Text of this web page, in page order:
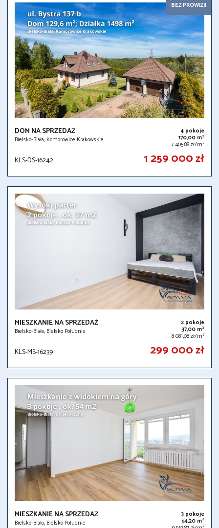
BEZ PROWIZJI
DOM NA SPRZEDAŻ
Bielsko-Biała, Komorowice Krakowskie
4 pokoje
170,00 m2
7 405,88 zł/m2
KLS-DS-16242 1 259 000 zł
MIESZKANIE NA SPRZEDAŻ
Bielsko-Biała, Bielsko Południe
2 pokoje
37,00 m2
8 081,08 zł/m2
KLS-MS-16239 299 000 zł
MIESZKANIE NA SPRZEDAŻ
Bielsko-Biała, Bielsko Południe
3 pokoje
54,20 m2
2